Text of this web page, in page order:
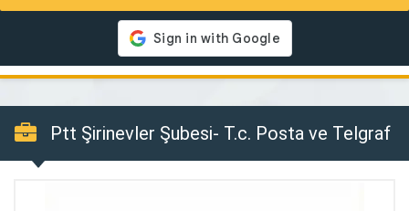
Ptt Şirinevler Şubesi- T.c. Posta ve Telgraf